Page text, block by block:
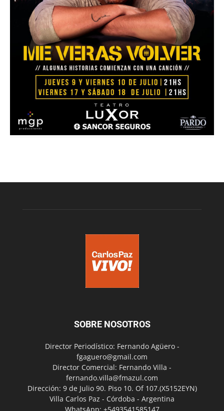
SOBRE NOSOTROS
Director Periodístico: Fernando Agüero -
fgaguero@gmail.com
Director Comercial: Fernando Villa -
fernando.villa@fmazul.com
Dirección: 9 de Julio 90. Piso 10. Of 107.(X5152EYN)
Villa Carlos Paz - Córdoba - Argentina